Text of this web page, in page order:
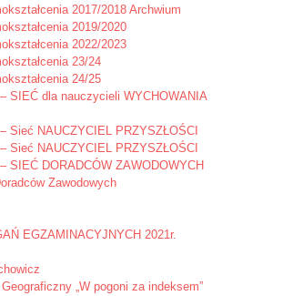
2017/2018 Archwium
2019/2020
2022/2023
23/24
24/25
SIEĆ dla nauczycieli WYCHOWANIA
Sieć NAUCZYCIEL PRZYSZŁOŚCI
Sieć NAUCZYCIEL PRZYSZŁOŚCI
SIEĆ DORADCÓW ZAWODOWYCH
Zawodowych
EGZAMINACYJNYCH 2021r.
„W pogoni za indeksem”